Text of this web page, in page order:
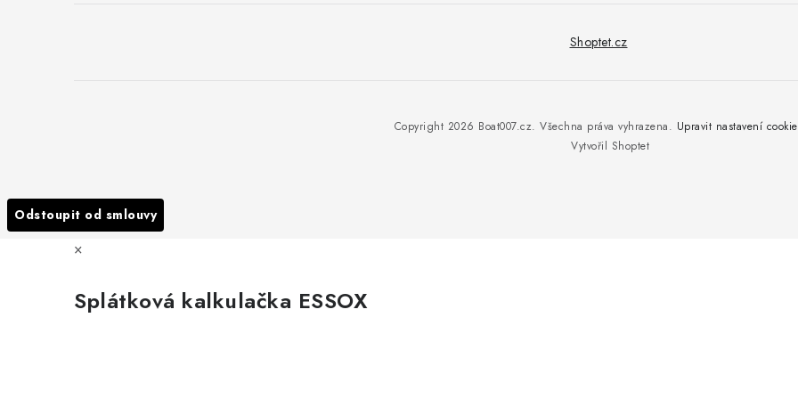
Shoptet.cz
Vytvořil Shoptet
Copyright 2026 Boat007.cz. Všechna práva vyhrazena. Upravit nastavení
Odstoupit od smlouvy
×
Splátková kalkulačka ESSOX